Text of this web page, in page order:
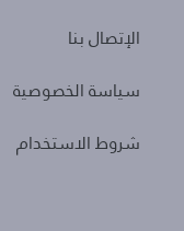
Policies
الإتصال بنا
سياسة الخصوصية
شروط الاستخدام